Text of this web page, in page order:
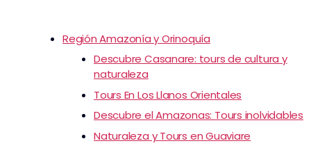
Región Amazonía y Orinoquía
Descubre Casanare: tours de cultura y
naturaleza
Tours En Los Llanos Orientales
Descubre el Amazonas: Tours inolvidables
Naturaleza y Tours en Guaviare